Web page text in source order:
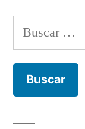
Buscar: